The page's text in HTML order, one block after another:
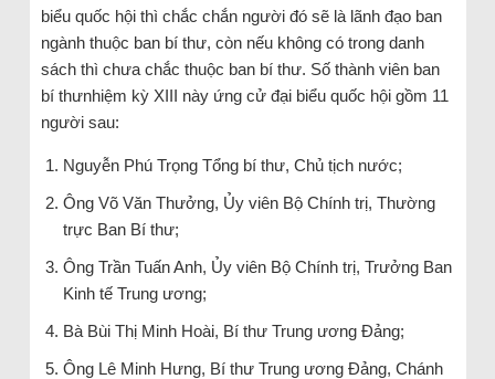
biểu quốc hội thì chắc chắn người đó sẽ là lãnh đạo ban
ngành thuộc ban bí thư, còn nếu không có trong danh
sách thì chưa chắc thuộc ban bí thư. Số thành viên ban
bí thưnhiệm kỳ XIII này ứng cử đại biểu quốc hội gồm 11
người sau:
Nguyễn Phú Trọng Tổng bí thư, Chủ tịch nước;
Ông Võ Văn Thưởng, Ủy viên Bộ Chính trị, Thường
trực Ban Bí thư;
Ông Trần Tuấn Anh, Ủy viên Bộ Chính trị, Trưởng Ban
Kinh tế Trung ương;
Bà Bùi Thị Minh Hoài, Bí thư Trung ương Đảng;
Ông Lê Minh Hưng, Bí thư Trung ương Đảng, Chánh